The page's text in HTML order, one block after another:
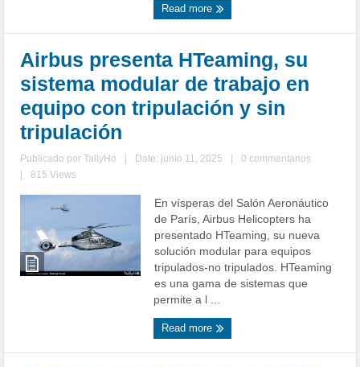
Read more
Airbus presenta HTeaming, su
sistema modular de trabajo en
equipo con tripulación y sin
tripulación
Publicado porTallyHo Date: junio 11, 2025
0 commentarios
815 Views
En vísperas del Salón Aeronáutico
de París, Airbus Helicopters ha
presentado HTeaming, su nueva
solución modular para equipos
tripulados-no tripulados. HTeaming
es una gama de sistemas que
permite a l ...
Read more